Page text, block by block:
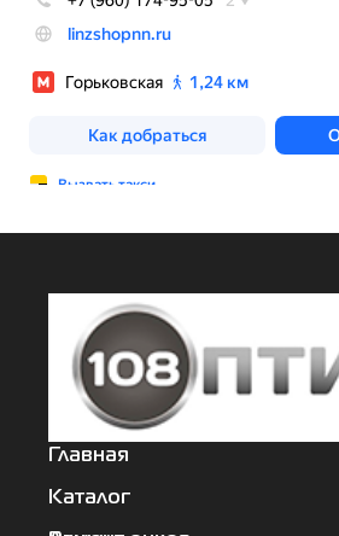
Главная
Каталог